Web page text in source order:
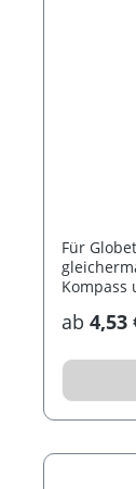
Für
Kompass
ab 4,53